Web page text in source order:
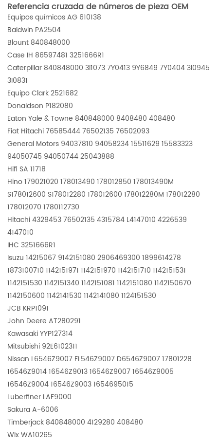
Referencia cruzada de números de pieza OEM
Equipos químicos AG 610138
Baldwin PA2504
Blount 840848000
Case IH 86597481 3251666R1
Caterpillar 840848000 3I1073 7Y0413 9Y6849 7Y0404 3I0945
3I0831
Equipo Clark 2521682
Donaldson P182080
Eaton Yale & Towne 840848000 8408480 408480
Fiat Hitachi 76585444 76502135 76502093
General Motors 94037810 94058234 15511629 15583323
94050745 94050744 25043888
Hifi SA 11718
Hino 179021020 178013490 178012850 178013490M
S178012600 S178012280 178012600 178012280M 178012280
178012070 1780112730
Hitachi 4329453 76502135 4315784 L4147010 4226539
4147010
IHC 3251666R1
Isuzu 14215067 9142151080 2906469300 1899614278
1873100710 1142151971 1142151970 1142151710 1142151531
1142151530 1142151340 1142151081 1142151080 1142150670
1142150600 1142141530 1142141080 1124151530
JCB KRP1091
John Deere AT280291
Kawasaki YYP127314
Mitsubishi 92E6102311
Nissan L6546Z9007 FL546Z9007 D6546Z9007 17801228
16546Z9014 16546Z9013 16546Z9007 16546Z9005
16546Z9004 16546Z9003 1654695015
Luberfiner LAF9000
Sakura A-6006
Timberjack 840848000 4129280 408480
WixWA10265